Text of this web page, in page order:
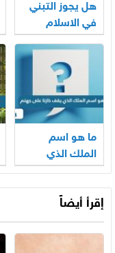
هل يجوز التبني
في الاسلام
ما هو اسم
الملك الذي
يقف خازنا على
جهنم
إقرأ أيضاً